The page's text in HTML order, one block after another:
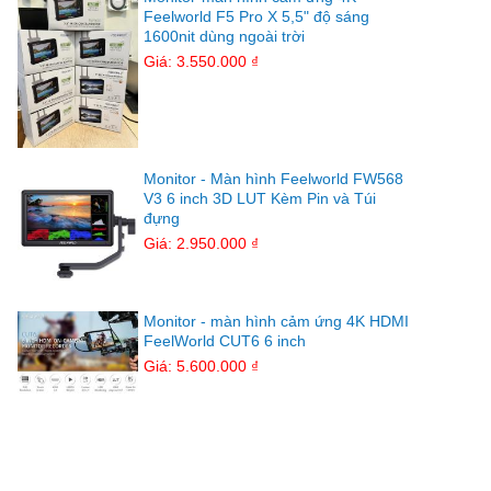
Feelworld F5 Pro X 5,5" độ sáng
1600nit dùng ngoài trời
Giá: 3.550.000 ₫
Monitor - Màn hình Feelworld FW568
V3 6 inch 3D LUT Kèm Pin và Túi
đựng
Giá: 2.950.000 ₫
Monitor - màn hình cảm ứng 4K HDMI
FeelWorld CUT6 6 inch
Giá: 5.600.000 ₫